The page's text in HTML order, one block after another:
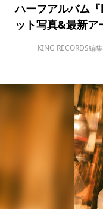
ハーフアルバム
ット写真&最新ア
KING RECORDS編